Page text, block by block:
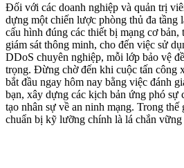
Đối với các doanh nghiệp và quản trị
dựng một chiến lược phòng thủ đa tầng
cấu hình đúng các thiết bị mạng cơ bản,
giám sát thông minh, cho đến việc sử
DDoS chuyên nghiệp, mỗi lớp bảo vệ
trọng. Đừng chờ đến khi cuộc tấn công
bắt đầu ngay hôm nay bằng việc đánh
bạn, xây dựng các kịch bản ứng phó sự
tạo nhân sự về an ninh mạng. Trong
chuẩn bị kỹ lưỡng chính là lá chắn vững